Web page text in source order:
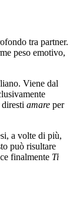
tra partner.
peso emotivo,
Viene dal
amare per
a volte di più,
può risultare
finalmente Ti